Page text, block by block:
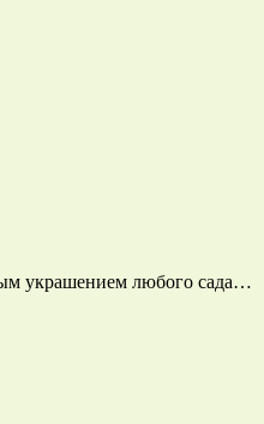
украшением любого сада…